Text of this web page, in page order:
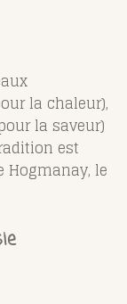
la chaleur),
la saveur)
est
Hogmanay, le